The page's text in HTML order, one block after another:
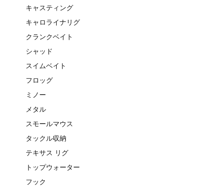
キャスティング
キャロライナリグ
クランクベイト
シャッド
スイムベイト
フロッグ
ミノー
メタル
スモールマウス
タックル収納
テキサス リグ
トップウォーター
フック